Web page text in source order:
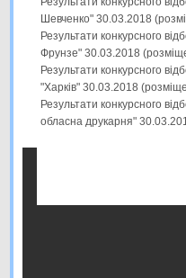
Шевченко" 30.03.2018
Результати конкурсного
Фрунзе" 30.03.2018
Результати конкурсного
"Харків" 30.03.2018
Результати конкурсного
обласна друкарня"